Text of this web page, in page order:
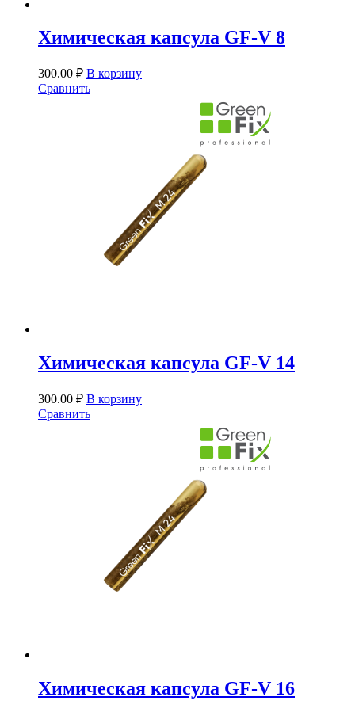
Химическая капсула GF-V 8
300.00 ₽ В корзину
Сравнить
Химическая капсула GF-V 14
300.00 ₽ В корзину
Сравнить
Химическая капсула GF-V 16